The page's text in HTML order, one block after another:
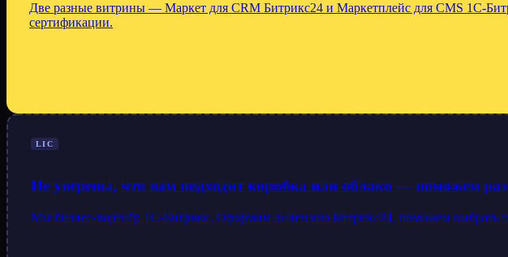
Две разные витрины — Маркет для CRM Битрикс24 и Маркетплейс для CMS 1С-
сертификации.
LIC
Не уверены, что вам подходит коробка или облако — поможем
Мы бизнес-партнёр 1С-Битрикс. Оформим лицензию Битрикс24, поможем выбрать